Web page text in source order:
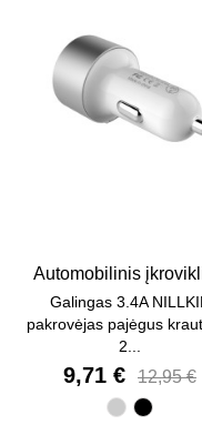
Automobilinis
Galingas 3.4A
pakrovėjas pajėgus
2...
9,71 € 12,95 €
Juoda